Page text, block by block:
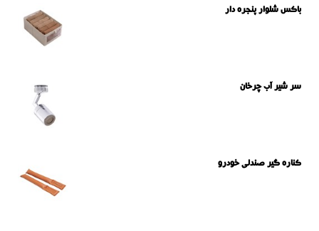
باکس شلوار پنجره دار
سر شیر آب چرخان
کناره گیر صندلی خودرو